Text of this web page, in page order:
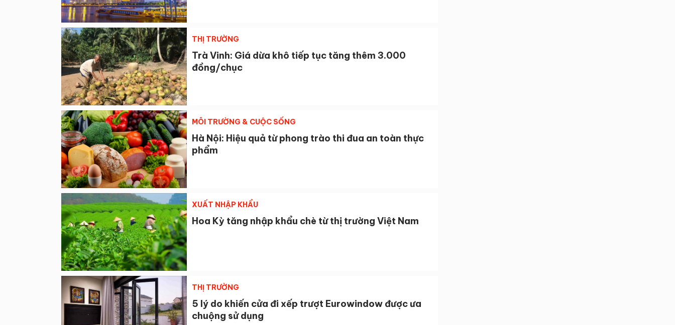
THỊ TRƯỜNG
Trà Vinh: Giá dừa khô tiếp tục tăng thêm 3.000
đồng/chục
MÔI TRƯỜNG & CUỘC SỐNG
Hà Nội: Hiệu quả từ phong trào thi đua an toàn thực
phẩm
XUẤT NHẬP KHẨU
Hoa Kỳ tăng nhập khẩu chè từ thị trường Việt Nam
THỊ TRƯỜNG
5 lý do khiến cửa đi xếp trượt Eurowindow được ưa
chuộng sử dụng